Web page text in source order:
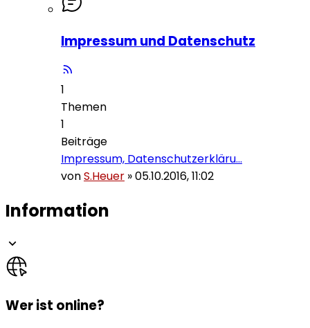
Impressum und Datenschutz
1
Themen
1
Beiträge
Impressum, Datenschutzerkläru…
vonS.Heuer »05.10.2016, 11:02
Information
Wer ist online?